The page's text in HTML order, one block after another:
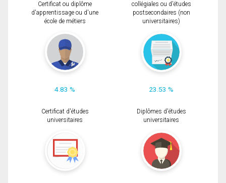
Certificat ou diplôme
d'apprentissage ou d'une
école de métiers
4.83 %
collégiales ou d'études
postsecondaires (non
universitaires)
23.53 %
Certificat d'études
universitaires
Diplômes d'études
universitaires